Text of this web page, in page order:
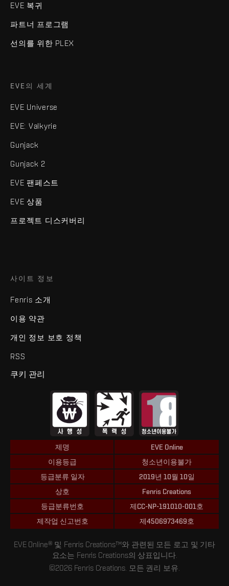
EVE 복귀
파트너 프로그램
선의를 위한 PLEX
EVE의 세계
EVE Universe
EVE: Valkyrie
Gunjack
Gunjack 2
EVE 팬페스트
EVE 상품
프로젝트 디스커버리
사이트 정보
Fenris 소개
이용 약관
개인 정보 보호 정책
RSS
쿠키 관리
제명
EVE Online
이용등급
청소년이용불가
등급분류 일자
2019년 10월 10일
상호
Fenris Creations
등급분류번호
제CC-NP-191010-001호
제작업 신고번호
제4506973469호
EVE Online® 및 Fenris Creations™와 관련된 모든 로고 및 기타
요소는 Fenris Creations의 상표입니다.
©2026 Fenris Creations. 모든 권리 보유.